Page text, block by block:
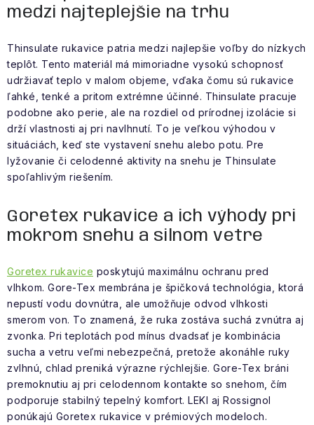
medzi najteplejšie na trhu
Thinsulate rukavice patria medzi najlepšie voľby do nízkych
teplôt. Tento materiál má mimoriadne vysokú schopnosť
udržiavať teplo v malom objeme, vďaka čomu sú rukavice
ľahké, tenké a pritom extrémne účinné. Thinsulate pracuje
podobne ako perie, ale na rozdiel od prírodnej izolácie si
drží vlastnosti aj pri navlhnutí. To je veľkou výhodou v
situáciách, keď ste vystavení snehu alebo potu. Pre
lyžovanie či celodenné aktivity na snehu je Thinsulate
spoľahlivým riešením.
Goretex rukavice a ich výhody pri
mokrom snehu a silnom vetre
Goretex rukavice poskytujú maximálnu ochranu pred
vlhkom. Gore-Tex membrána je špičková technológia, ktorá
nepustí vodu dovnútra, ale umožňuje odvod vlhkosti
smerom von. To znamená, že ruka zostáva suchá zvnútra aj
zvonka. Pri teplotách pod mínus dvadsať je kombinácia
sucha a vetru veľmi nebezpečná, pretože akonáhle ruky
zvlhnú, chlad preniká výrazne rýchlejšie. Gore-Tex bráni
premoknutiu aj pri celodennom kontakte so snehom, čím
podporuje stabilný tepelný komfort. LEKI aj Rossignol
ponúkajú Goretex rukavice v prémiových modeloch.